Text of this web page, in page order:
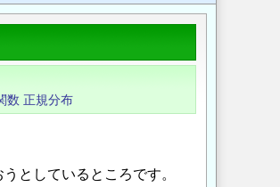
数 正規分布
としているところです。